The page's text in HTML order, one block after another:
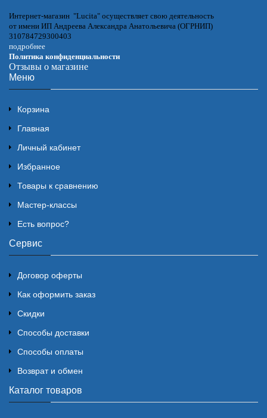
Интернет-магазин "Lucita" осуществляет свою деятельность
от имени ИП Андреева Александра Анатольевича (ОГРНИП)
310784729300403
подробнее
Политика конфиденциальности
Отзывы о магазине
Меню
Корзина
Главная
Личный кабинет
Избранное
Товары к сравнению
Мастер-классы
Есть вопрос?
Сервис
Договор оферты
Как оформить заказ
Скидки
Способы доставки
Способы оплаты
Возврат и обмен
Каталог товаров